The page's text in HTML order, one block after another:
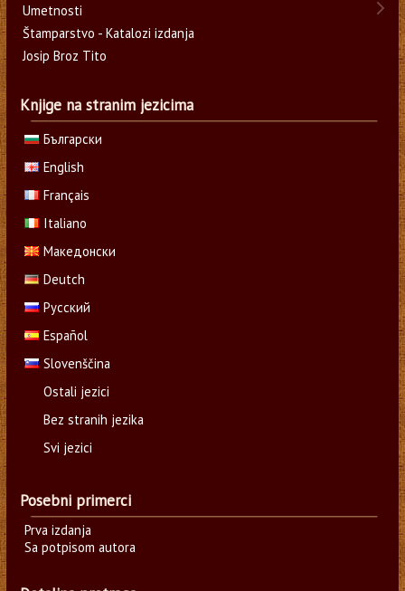
Umetnosti
Štamparstvo - Katalozi izdanja
Josip Broz Tito
Knjige na stranim jezicima
Български
English
Français
Italiano
Македонски
Deutch
Русский
Español
Slovenščina
Ostali jezici
Bez stranih jezika
Svi jezici
Posebni primerci
Prva izdanja
Sa potpisom autora